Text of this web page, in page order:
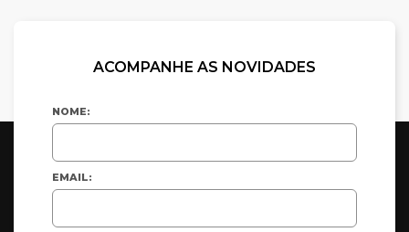
ACOMPANHE AS NOVIDADES
NOME:
EMAIL: